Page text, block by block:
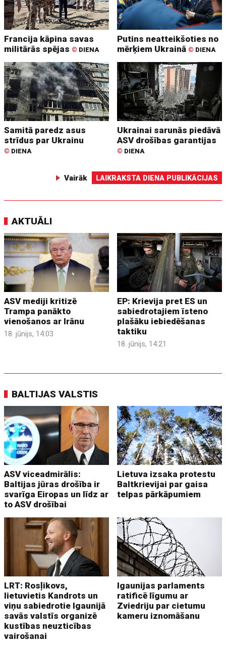
Francija kāpina savas
militārās spējas © DIENA
Putins neatteikšoties no
mērķiem Ukrainā © DIENA
Samitā paredz asus
strīdus par Ukrainu
© DIENA
Ukrainai sarunās piedāvā
ASV drošības garantijas
© DIENA
Vairāk LAIKRAKSTA DIENA PUBLIKĀCIJAS
AKTUĀLI
ASV mediji kritizē
Trampa panākto
vienošanos ar Irānu
18. jūnijs, 14:03
EP: Krievija pret ES un
sabiedrotajiem īsteno
plašāku iebiedēšanas
taktiku
18. jūnijs, 14:21
BALTIJAS VALSTIS
ASV viceadmirālis:
Baltijas jūras drošība ir
svarīga Eiropas un līdz ar
to ASV drošībai
Lietuva izsaka protestu
Baltkrievijai par gaisa
telpas pārkāpumiem
LRT: Rosļikovs,
lietuvietis Kandrots un
viņu sabiedrotie Igaunijā
savās valstīs organizē
kustības neuzticības
vairošanai
Igaunijas parlaments
ratificē līgumu ar
Zviedriju par cietumu
kameru iznomāšanu